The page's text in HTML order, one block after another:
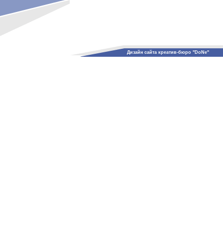
Дизайн сайта креатив-бюро "DoNe"